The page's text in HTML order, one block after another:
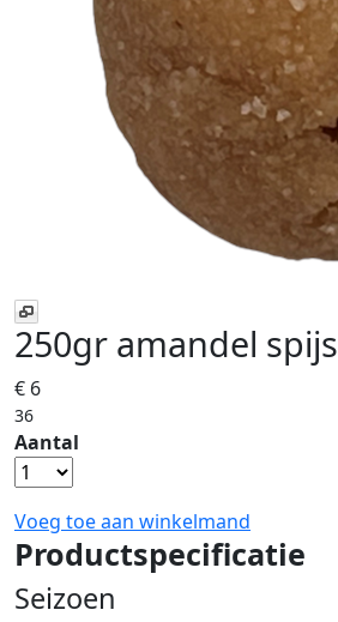
250gr amandel spijs
€ 6
36
Aantal
Voeg toe aan winkelmand
Productspecificatie
Seizoen